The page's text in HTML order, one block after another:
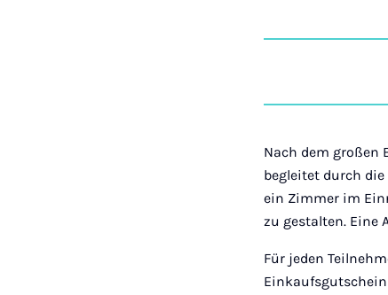
Nach dem großen
begleitet durch
ein Zimmer im
zu gestalten. Eine
Für jeden